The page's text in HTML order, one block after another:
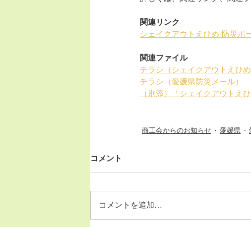
関連リンク
シェイクアウトえひめ-防災ポ
関連ファイル
チラシ（シェイクアウトえひめ
チラシ（愛媛県防災メール）
（別添）「シェイクアウトえひ
商工会からのお知らせ 愛媛県
コメント
コメントを追加…